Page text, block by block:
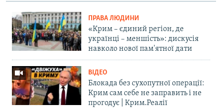
ПРАВА ЛЮДИНИ
«Крим – єдиний регіон, де
українці – меншість»: дискусія
навколо нової пам'ятної дати
ВІДЕО
Блокада без сухопутної операції:
Крим сам себе не заправить і не
прогодує | Крим.Реалії